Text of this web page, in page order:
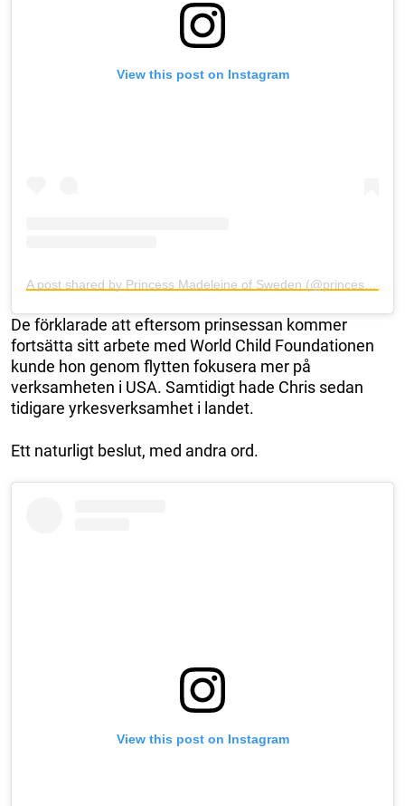
View this post on Instagram
De förklarade att eftersom prinsessan kommer
fortsätta sitt arbete med World Child Foundationen
kunde hon genom flytten fokusera mer på
verksamheten i USA. Samtidigt hade Chris sedan
tidigare yrkesverksamhet i landet.
Ett naturligt beslut, med andra ord.
View this post on Instagram